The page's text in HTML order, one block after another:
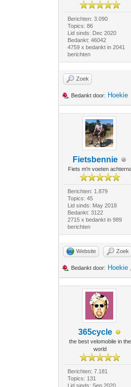
Berichten: 3.090
Topics: 86
Lid sinds: Dec 2020
Bedankt: 46042
4759 x bedankt in 2041
berichten
Zoek
Bedankt door: Hoekie
Fietsbennie
Fiets m'n voeten
Berichten: 1.879
Topics: 45
Lid sinds: May 2018
Bedankt: 3122
2715 x bedankt in 989
berichten
Website Zoek
Bedankt door: Hoekie
365cycle
the best velomobile in the
world
Berichten: 7.181
Topics: 131
Lid sinds: Sep 2020